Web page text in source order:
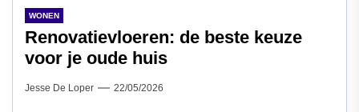
WONEN
Renovatievloeren: de beste keuze
voor je oude huis
Jesse De Loper 22/05/2026